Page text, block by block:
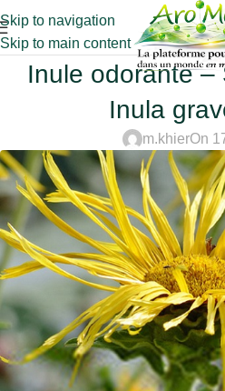
Skip to navigation
Skip to main content
Inule odorante –
Inula
m.khierOn